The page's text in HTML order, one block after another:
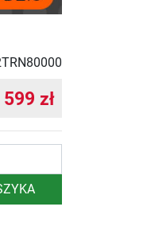
zł